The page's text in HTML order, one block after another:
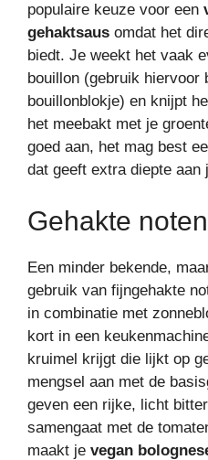
populaire keuze voor een
gehaktsaus omdat het
biedt. Je weekt het vaak
bouillon (gebruik hiervoor
bouillonblokje) en knijpt
het meebakt met je
goed aan, het mag best
dat geeft extra diepte aan
Gehakte
Een minder bekende,
gebruik van fijngehakte
in combinatie met
kort in een
kruimel krijgt die lijkt op
mengsel aan met de
geven een rijke, licht
samengaat met de
maakt je vegan